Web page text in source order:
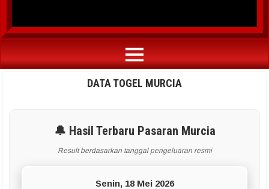
DATA TOGEL MURCIA
🔔 Hasil Terbaru Pasaran Murcia
Result berdasarkan tanggal pengeluaran resmi
Senin, 18 Mei 2026